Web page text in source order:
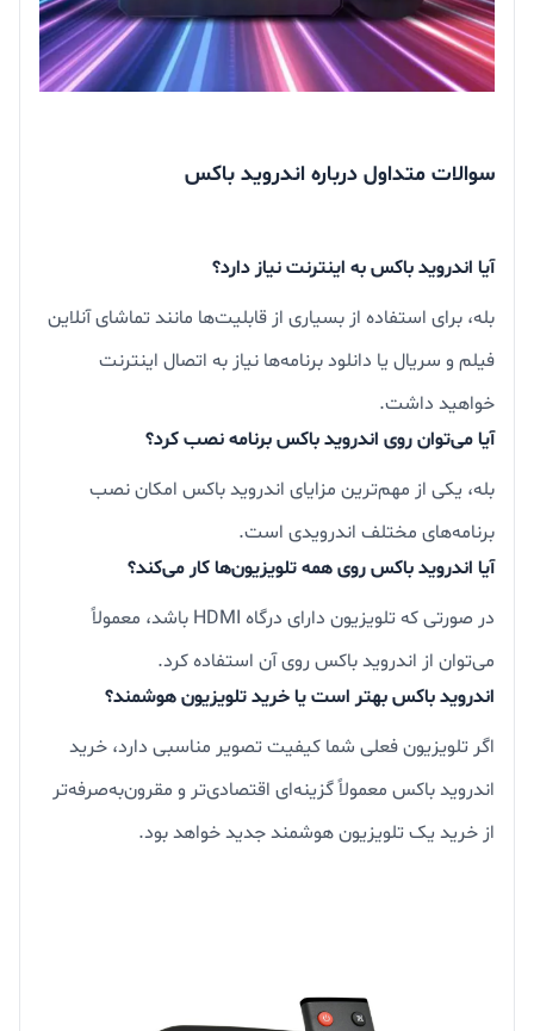
سوالات متداول درباره اندروید باکس
آیا اندروید باکس به اینترنت نیاز دارد؟
بله، برای استفاده از بسیاری از قابلیت‌ها مانند تماشای آنلاین
فیلم و سریال یا دانلود برنامه‌ها نیاز به اتصال اینترنت
خواهید داشت.
آیا می‌توان روی اندروید باکس برنامه نصب کرد؟
بله، یکی از مهم‌ترین مزایای اندروید باکس امکان نصب
برنامه‌های مختلف اندرویدی است.
آیا اندروید باکس روی همه تلویزیون‌ها کار می‌کند؟
در صورتی که تلویزیون دارای درگاه HDMI باشد، معمولاً
می‌توان از اندروید باکس روی آن استفاده کرد.
اندروید باکس بهتر است یا خرید تلویزیون هوشمند؟
اگر تلویزیون فعلی شما کیفیت تصویر مناسبی دارد، خرید
اندروید باکس معمولاً گزینه‌ای اقتصادی‌تر و مقرون‌به‌صرفه‌تر
از خرید یک تلویزیون هوشمند جدید خواهد بود.